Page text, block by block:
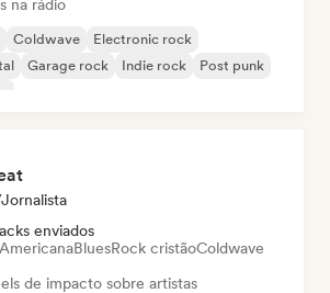
na rádio
Coldwave
Electronic rock
Garage rock Indie rock
Post punk
enviados
AmericanaBluesRock cristãoColdwave
de impacto sobre artistas